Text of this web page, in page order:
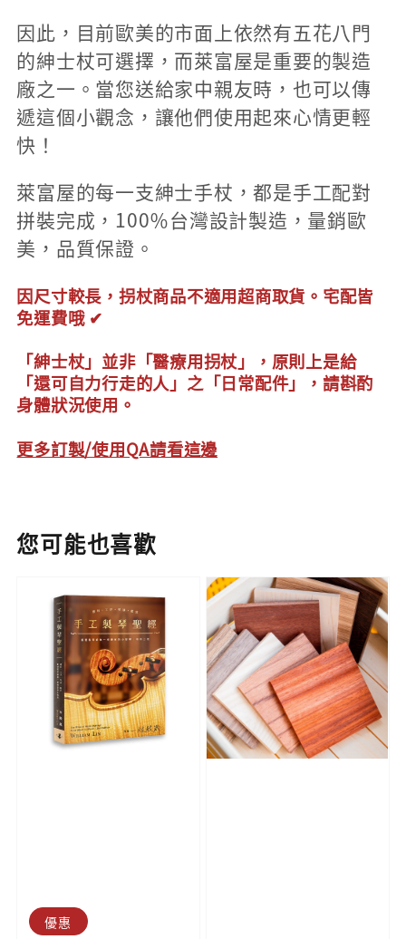
因此，目前歐美的市面上依然有五花八門
的紳士杖可選擇，而萊富屋是重要的製造
廠之一。當您送給家中親友時，也可以傳
遞這個小觀念，讓他們使用起來心情更輕
快！
萊富屋的每一支紳士手杖，都是手工配對
拼裝完成，100％台灣設計製造，量銷歐
美，品質保證。
因尺寸較長，拐杖商品不適用超商取貨。宅配皆
免運費哦 ✔
「紳士杖」並非「醫療用拐杖」，原則上是給
「還可自力行走的人」之「日常配件」，請斟酌
身體狀況使用。
更多訂製/使用QA請看這邊
您可能也喜歡
優惠